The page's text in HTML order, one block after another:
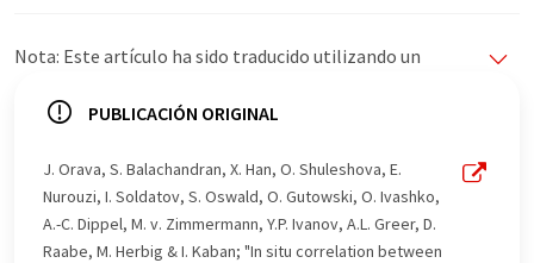
Nota: Este artículo ha sido traducido utilizando un
ofrece estas traducciones automáticas para presentar
este artículo ha sido traducido con traducción
automática, es posible que contenga errores de
vocabulario, sintaxis o gramática. El artículo original en
Inglés se puede encontraraquí
PUBLICACIÓN ORIGINAL
J. Orava, S. Balachandran, X. Han, O. Shuleshova, E.
Nurouzi, I. Soldatov, S. Oswald, O. Gutowski, O. Ivashko,
A.-C. Dippel, M. v. Zimmermann, Y.P. Ivanov, A.L. Greer, D.
Raabe, M. Herbig & I. Kaban; "In situ correlation between